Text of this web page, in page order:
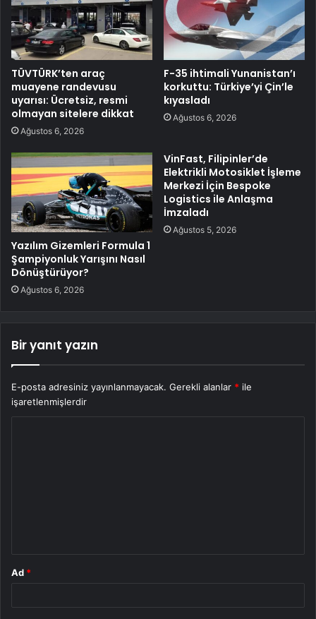
TÜVTÜRK’ten araç
muayene randevusu
uyarısı: Ücretsiz, resmi
olmayan sitelere dikkat
Ağustos 6, 2026
F-35 ihtimali Yunanistan’ı
korkuttu: Türkiye’yi Çin’le
kıyasladı
Ağustos 6, 2026
Yazılım Gizemleri Formula 1
Şampiyonluk Yarışını Nasıl
Dönüştürüyor?
Ağustos 6, 2026
VinFast, Filipinler’de
Elektrikli Motosiklet İşleme
Merkezi İçin Bespoke
Logistics ile Anlaşma
İmzaladı
Ağustos 5, 2026
Bir yanıt yazın
E-posta adresiniz yayınlanmayacak. Gerekli alanlar * ile
işaretlenmişlerdir
Ad *